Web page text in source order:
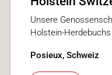
Unsere
Holstein-Herdebuchs
Posieux, Schweiz